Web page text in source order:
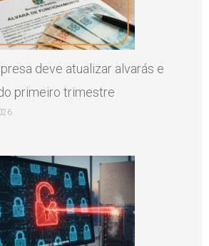
deve atualizar alvarás e
primeiro trimestre